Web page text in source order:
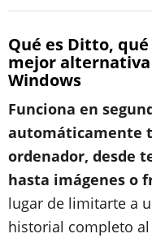
Qué es Ditto,
mejor
Windows
Funciona en
automáticamente
ordenador, desde
hasta imágenes o
lugar de limitarte a
historial completo